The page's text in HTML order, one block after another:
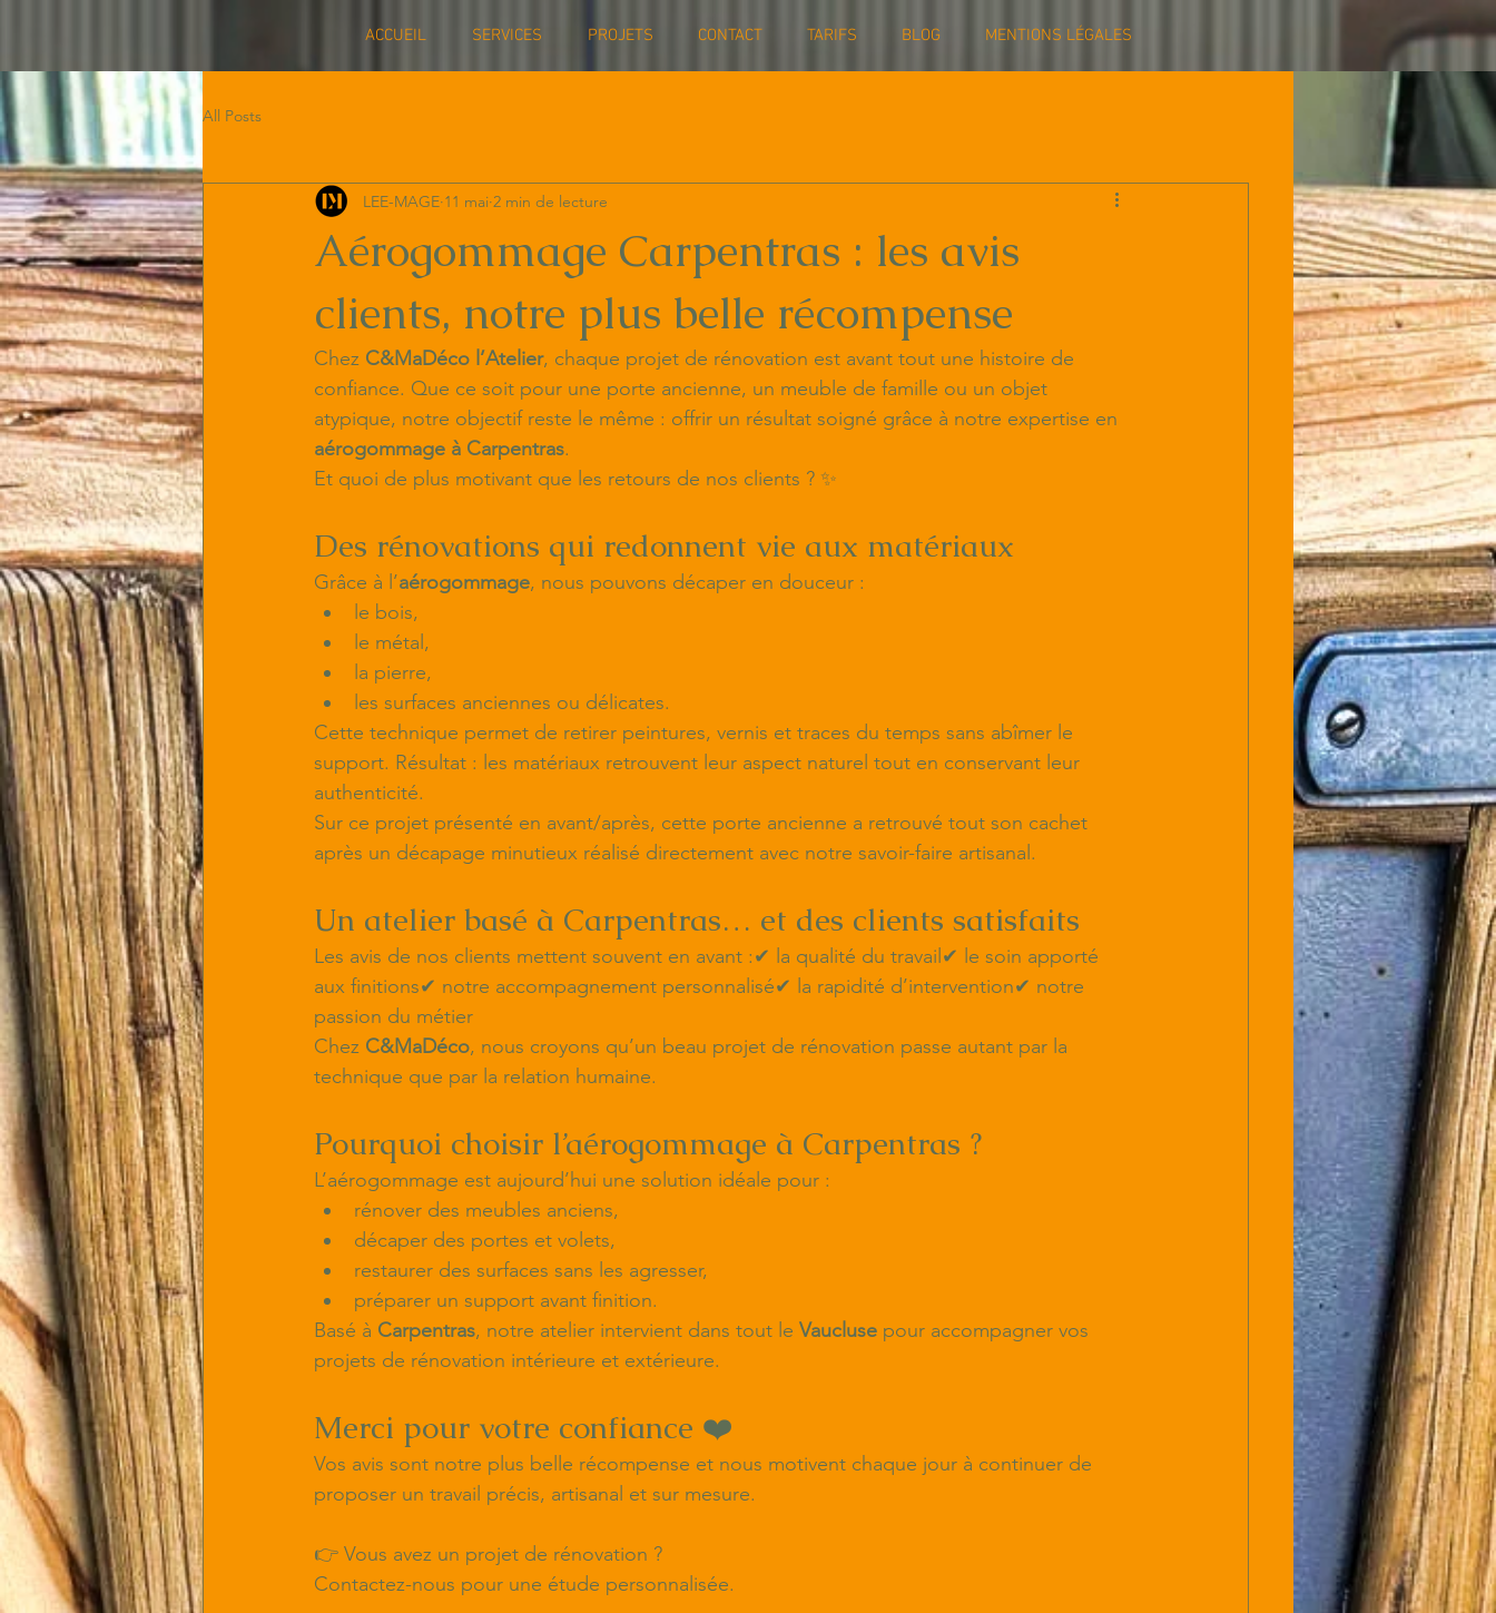
ACCUEIL SERVICES PROJETS CONTACT TARIFS BLOG MENTIONS LÉGALES
All Posts
Aérogommage Carpentras : les avis
clients, notre plus belle récompense
LEE-MAGE 11 mai 2 min de lecture
Chez C&MaDéco l’Atelier, chaque projet de rénovation est avant tout une histoire de
confiance. Que ce soit pour une porte ancienne, un meuble de famille ou un objet
atypique, notre objectif reste le même : offrir un résultat soigné grâce à notre expertise en
aérogommage à Carpentras.
Et quoi de plus motivant que les retours de nos clients ? ✨
Des rénovations qui redonnent vie aux matériaux
Grâce à l’aérogommage, nous pouvons décaper en douceur :
le bois,
le métal,
la pierre,
les surfaces anciennes ou délicates.
Cette technique permet de retirer peintures, vernis et traces du temps sans abîmer le
support. Résultat : les matériaux retrouvent leur aspect naturel tout en conservant leur
authenticité.
Sur ce projet présenté en avant/après, cette porte ancienne a retrouvé tout son cachet
après un décapage minutieux réalisé directement avec notre savoir-faire artisanal.
Un atelier basé à Carpentras… et des clients satisfaits
Les avis de nos clients mettent souvent en avant :✔ la qualité du travail✔ le soin apporté
aux finitions✔ notre accompagnement personnalisé✔ la rapidité d’intervention✔ notre
passion du métier
Chez C&MaDéco, nous croyons qu’un beau projet de rénovation passe autant par la
technique que par la relation humaine.
Pourquoi choisir l’aérogommage à Carpentras ?
L’aérogommage est aujourd’hui une solution idéale pour :
rénover des meubles anciens,
décaper des portes et volets,
restaurer des surfaces sans les agresser,
préparer un support avant finition.
Basé à Carpentras, notre atelier intervient dans tout le Vaucluse pour accompagner vos
projets de rénovation intérieure et extérieure.
Merci pour votre confiance ❤️
Vos avis sont notre plus belle récompense et nous motivent chaque jour à continuer de
proposer un travail précis, artisanal et sur mesure.
👉 Vous avez un projet de rénovation ?
Contactez-nous pour une étude personnalisée.